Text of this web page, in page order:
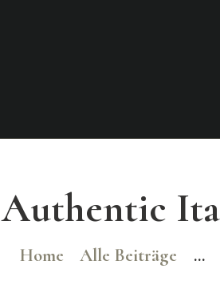
Authentic
Home Alle Beiträge ...